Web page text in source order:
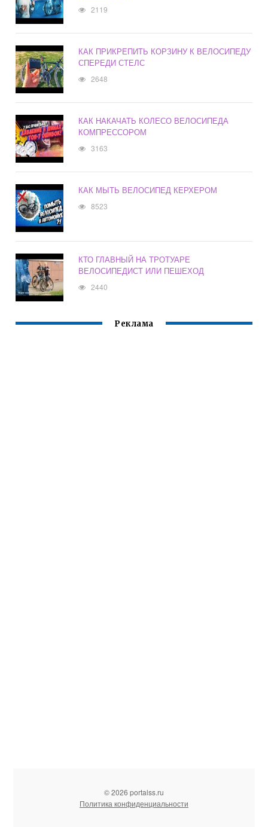
2119
КАК ПРИКРЕПИТЬ КОРЗИНУ К ВЕЛОСИПЕДУ
СПЕРЕДИ СТЕЛС
2648
КАК НАКАЧАТЬ КОЛЕСО ВЕЛОСИПЕДА
КОМПРЕССОРОМ
3163
КАК МЫТЬ ВЕЛОСИПЕД КЕРХЕРОМ
8523
КТО ГЛАВНЫЙ НА ТРОТУАРЕ
ВЕЛОСИПЕДИСТ ИЛИ ПЕШЕХОД
2440
Реклама
© 2026 portalss.ru
Политика конфиденциальности